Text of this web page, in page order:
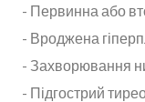
- Первинна або
- Вроджена
- Захворювання
- Підгострий